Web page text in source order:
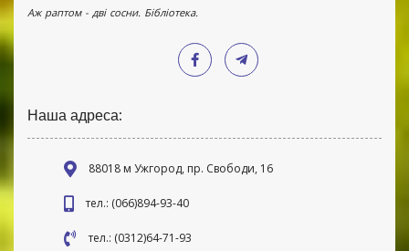
Аж раптом - дві сосни. Бібліотека.
Наша адреса:
88018 м Ужгород, пр. Свободи, 16
тел.: (066)894-93-40
тел.: (0312)64-71-93